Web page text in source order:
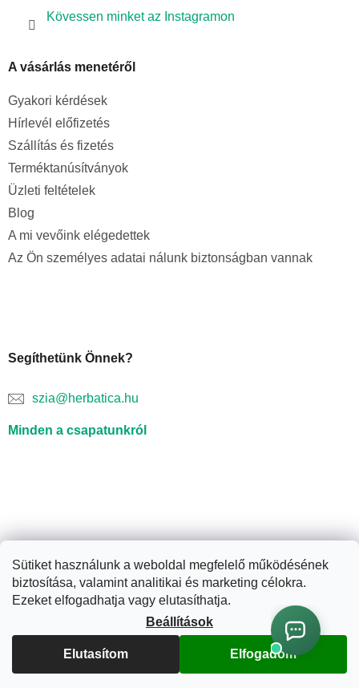
Sütiket használunk a weboldal megfelelő működésének
biztosítása, valamint analitikai és marketing célokra.
Ezeket elfogadhatja vagy elutasíthatja.
Beállítások
Elutasítom Elfogadom
Kövessen minket az Instagramon
A vásárlás menetéről
Gyakori kérdések
Hírlevél előfizetés
Szállítás és fizetés
Terméktanúsítványok
Üzleti feltételek
Blog
A mi vevőink elégedettek
Az Ön személyes adatai nálunk biztonságban vannak
Segíthetünk Önnek?
szia@herbatica.hu
Minden a csapatunkról
Shoptet készítette
Copyright 2026Herbatica.hu. Minden jog fenntartva.Süti
beállítások szerkesztése